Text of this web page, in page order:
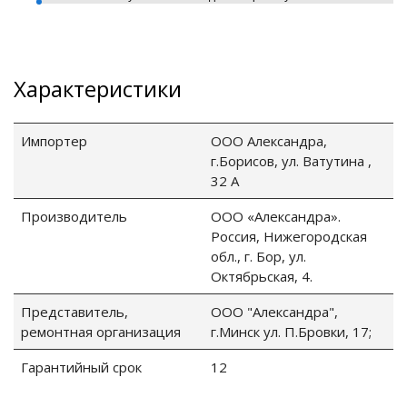
и продвинутых
Характеристики
Импортер
ООО Александра,
г.Борисов, ул. Ватутина ,
32 А
Производитель
ООО «Александра».
Россия, Нижегородская
обл., г. Бор, ул.
Октябрьская, 4.
Представитель,
ремонтная организация
ООО "Александра",
г.Минск ул. П.Бровки, 17;
Гарантийный срок
12